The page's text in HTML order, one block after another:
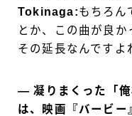
Tokinaga:もちろん
とか、この曲が良か
その延長なんですよ
― 凝りまくった「俺
は、映画『バービー